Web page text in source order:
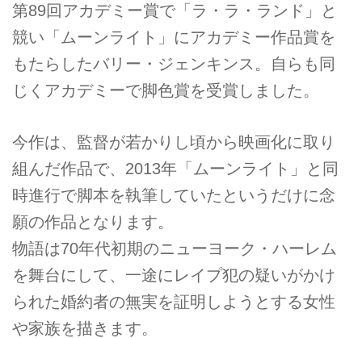
第89回アカデミー賞で「ラ・ラ・ランド」と
競い「ムーンライト」にアカデミー作品賞を
もたらしたバリー・ジェンキンス。自らも同
じくアカデミーで脚色賞を受賞しました。
今作は、監督が若かりし頃から映画化に取り
組んだ作品で、2013年「ムーンライト」と同
時進行で脚本を執筆していたというだけに念
願の作品となります。
物語は70年代初期のニューヨーク・ハーレム
を舞台にして、一途にレイプ犯の疑いがかけ
られた婚約者の無実を証明しようとする女性
や家族を描きます。